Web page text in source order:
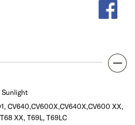
Sunlight
CV640,CV600X,CV640X,CV600 XX,
XX, T69L, T69LC